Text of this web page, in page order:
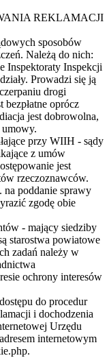
REKLAMACJI
sposobów
Należą do nich:
Inspektoraty Inspekcji
Prowadzi się ją
drogi
oprócz
jest dobrowolna,
umowy.
przy WIIH - sądy
z umów
jest
rzeczoznawców.
poddanie sprawy
zgodę obie
- mający siedziby
starostwa powiatowe
zadań należy w
ochrony interesów
do procedur
i dochodzenia
Urzędu
internetowym